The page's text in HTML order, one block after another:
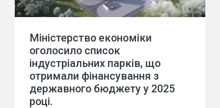
Міністерство економіки
оголосило список
індустріальних парків, що
отримали фінансування з
державного бюджету у 2025
році.